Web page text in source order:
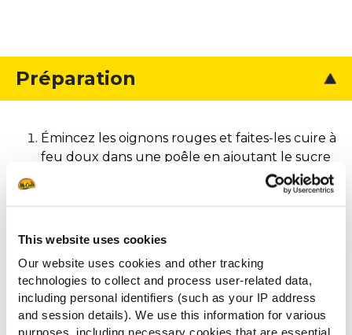
This website uses cookies
Our website uses cookies and other tracking
technologies to collect and process user-related data,
including personal identifiers (such as your IP address
and session details). We use this information for various
purposes, including necessary cookies that are essential
Préparation
Émincez les oignons rouges et faites-les cuire à
feu doux dans une poêle en ajoutant le sucre
et l’eau. Laissez mijoter pendant 20 minutes
Préparez la sauce César en mélangeant la
mayonnaise, le parmesan, l’ail écrasé et les
anchois (facultatifs).
Réchauffez les Potato Toast en suivant les
instructions indiquées sur l’emballage.